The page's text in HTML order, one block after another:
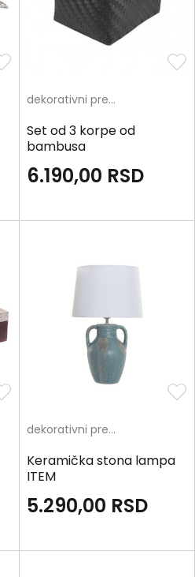
dekorativni predmeti
Set od 3 korpe od
bambusa
6.190,00 RSD
dekorativni predmeti
Keramička stona lampa
ITEM
5.290,00 RSD